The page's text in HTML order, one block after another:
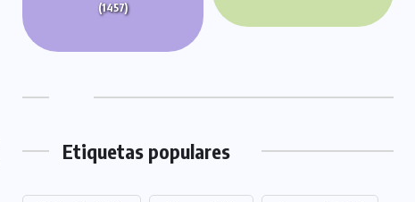
(1457)
Etiquetas populares